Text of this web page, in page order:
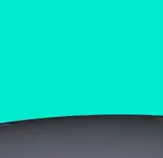
kullanım için ideal